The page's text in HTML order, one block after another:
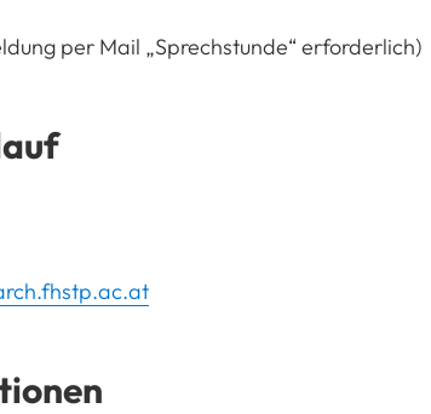
per Mail „Sprechstunde“ erforderlich)